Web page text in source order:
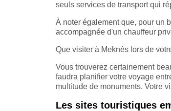
seuls services de transport qui
À noter également que, pour un
accompagnée d'un chauffeur
Que visiter à Meknès lors de
Vous trouverez certainement
faudra planifier votre voyage
multitude de monuments. Votre
Les sites touristiques